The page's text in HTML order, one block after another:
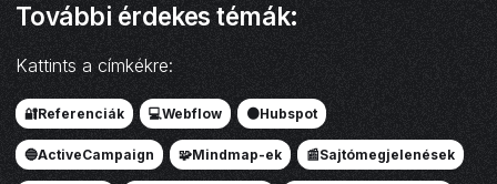
További érdekes témák:
Kattints a címkékre:
🔐Referenciák 💻Webflow 🟠Hubspot
🔵ActiveCampaign 🧩Mindmap-ek 📰Sajtómegjelenések